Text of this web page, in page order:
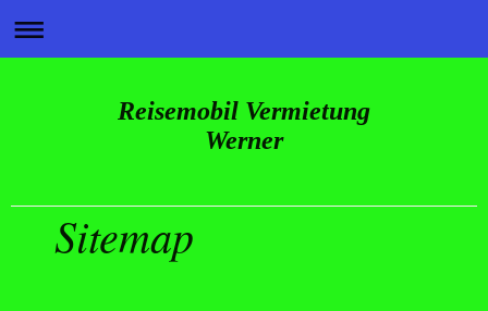
Reisemobil Vermietung
Werner
Sitemap